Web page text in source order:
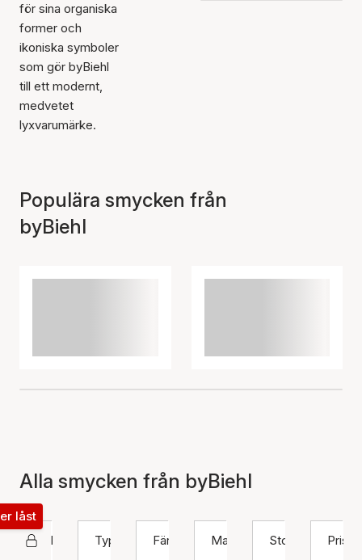
för sina organiska
former och
ikoniska symboler
som gör byBiehl
till ett modernt,
medvetet
lyxvarumärke.
Populära smycken från
byBiehl
Alla smycken från byBiehl
byBiehl
låst
Typ
Färg Material Storlek Pris